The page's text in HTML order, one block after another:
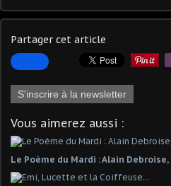
Partager cet article
S'inscrire à la newsletter
Vous aimerez aussi :
Le Poème du Mardi : Alain